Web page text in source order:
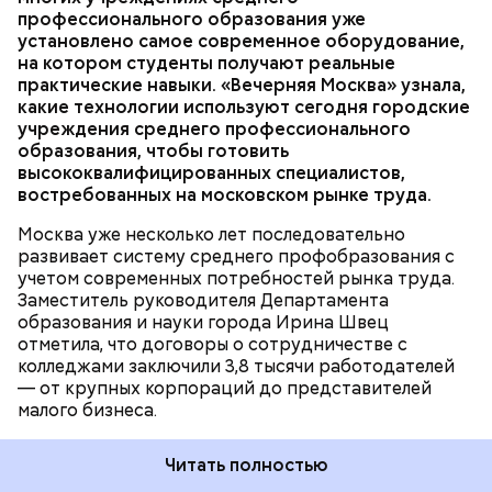
профессионального образования уже
установлено самое современное оборудование,
на котором студенты получают реальные
практические навыки. «Вечерняя Москва» узнала,
какие технологии используют сегодня городские
учреждения среднего профессионального
образования, чтобы готовить
высококвалифицированных специалистов,
востребованных на московском рынке труда.
Москва уже несколько лет последовательно
развивает систему среднего профобразования с
учетом современных потребностей рынка труда.
Заместитель руководителя Департамента
образования и науки города Ирина Швец
отметила, что договоры о сотрудничестве с
колледжами заключили 3,8 тысячи работодателей
— от крупных корпораций до представителей
малого бизнеса.
времени, — рассказала она. — Чтобы повысить
качество обучения, мы переоснастили полторы
тысячи мастерских и лабораторий. Ирина Швец
сообщила, что к 2031 году планируется полностью
обновить инфраструктуру городских колледжей, в
том числе — построить семь новых, где будут
обучаться более 60 тысяч студентов.
Читать полностью
ОБРАЗОВАНИЕ МОСКВА КОЛЛЕДЖИ
— Увидев, как здесь все устроено, послушав
рассказы режиссеров, актеров, я по-другому стала
смотреть на кинематограф. Думаю, что мне было
бы интересно побыть за кадром, например в
кресле режиссера, — рассказала она.
Возведение в Москве социальных объектов
соответствует целям и инициативам
национального проекта
жизни».